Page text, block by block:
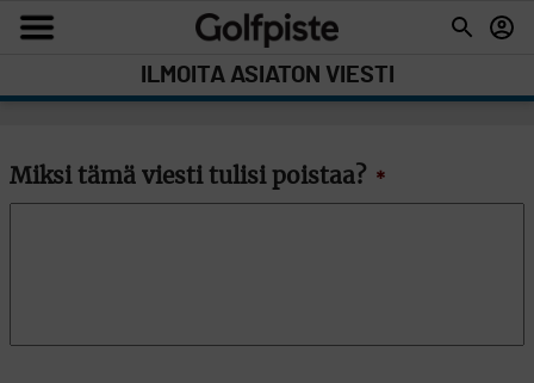
ILMOITA ASIATON VIESTI
Miksi tämä viesti tulisi poistaa? *